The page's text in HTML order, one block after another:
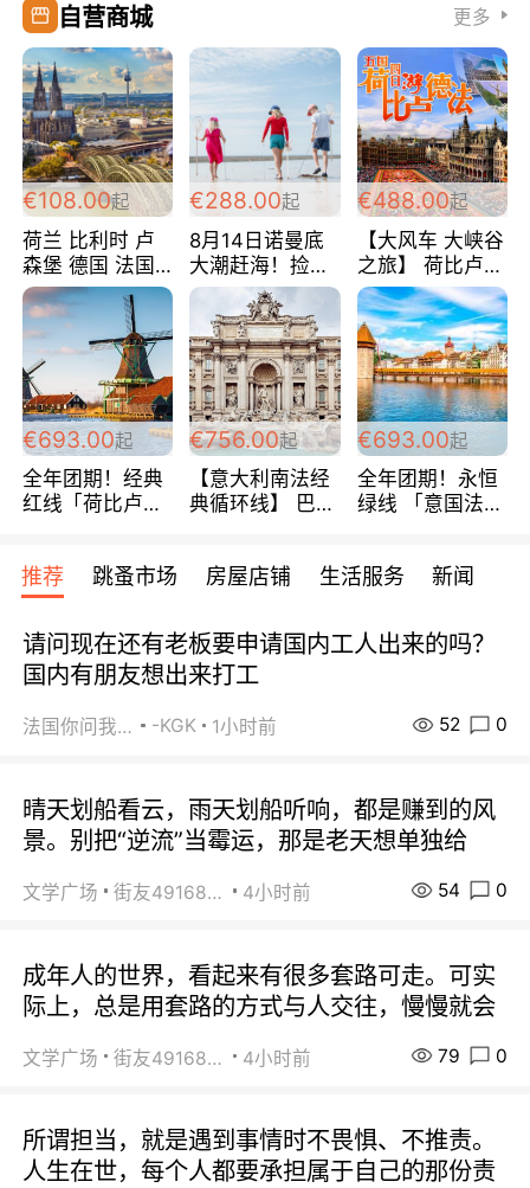
自营商城 更多
€108.00起
荷兰 比利时 卢
森堡 德国 法国
超爽玩遍西欧 循
环线 全程四星宾
馆 108欧/人/天
€288.00起
8月14日诺曼底
大潮赶海！捡海
鲜！轻轻松松海
边爽玩三日游
288欧/人
€488.00起
【大风车 大峡谷
之旅】 荷比卢德
法 巴黎上下 经
典五国四日游
488欧/人
€693.00起
全年团期！经典
红线「荷比卢德
天！巴黎上下！
包拼房~
€756.00起
【意大利南法经
典循环线】 巴黎
宾馆 108欧/天起
€693.00起
全年团期！永恒
绿线 「意国法
欧/天起 ~包拼房
推荐 跳蚤市场 房屋店铺 生活服务 新闻
请问现在还有老板要申请国内工人出来的吗？
国内有朋友想出来打工
法国你问我答 -KGK 1小时前 52 0
晴天划船看云，雨天划船听响，都是赚到的风
景。别把“逆流”当霉运，那是老天想单独给
文学广场 街友49168527 4小时前 54 0
成年人的世界，看起来有很多套路可走。可实
际上，总是用套路的方式与人交往，慢慢就会
文学广场 街友49168527 4小时前 79 0
所谓担当，就是遇到事情时不畏惧、不推责。
人生在世，每个人都要承担属于自己的那份责